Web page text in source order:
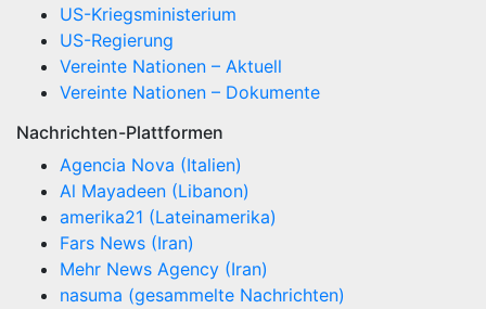
US-Kriegsministerium
US-Regierung
Vereinte Nationen – Aktuell
Vereinte Nationen – Dokumente
Nachrichten-Plattformen
Agencia Nova (Italien)
Al Mayadeen (Libanon)
amerika21 (Lateinamerika)
Fars News (Iran)
Mehr News Agency (Iran)
nasuma (gesammelte Nachrichten)